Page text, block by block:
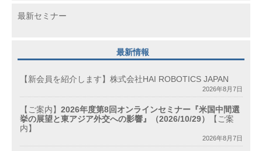
最新セミナー
最新情報
【新会員を紹介します】株式会社HAI ROBOTICS JAPAN
2026年8月7日
【ご案内】 2026年度第8回オンラインセミナー『米国中間選
挙の展望と東アジア外交への影響』（2026/10/29）
【ご案
内】
2026年8月7日